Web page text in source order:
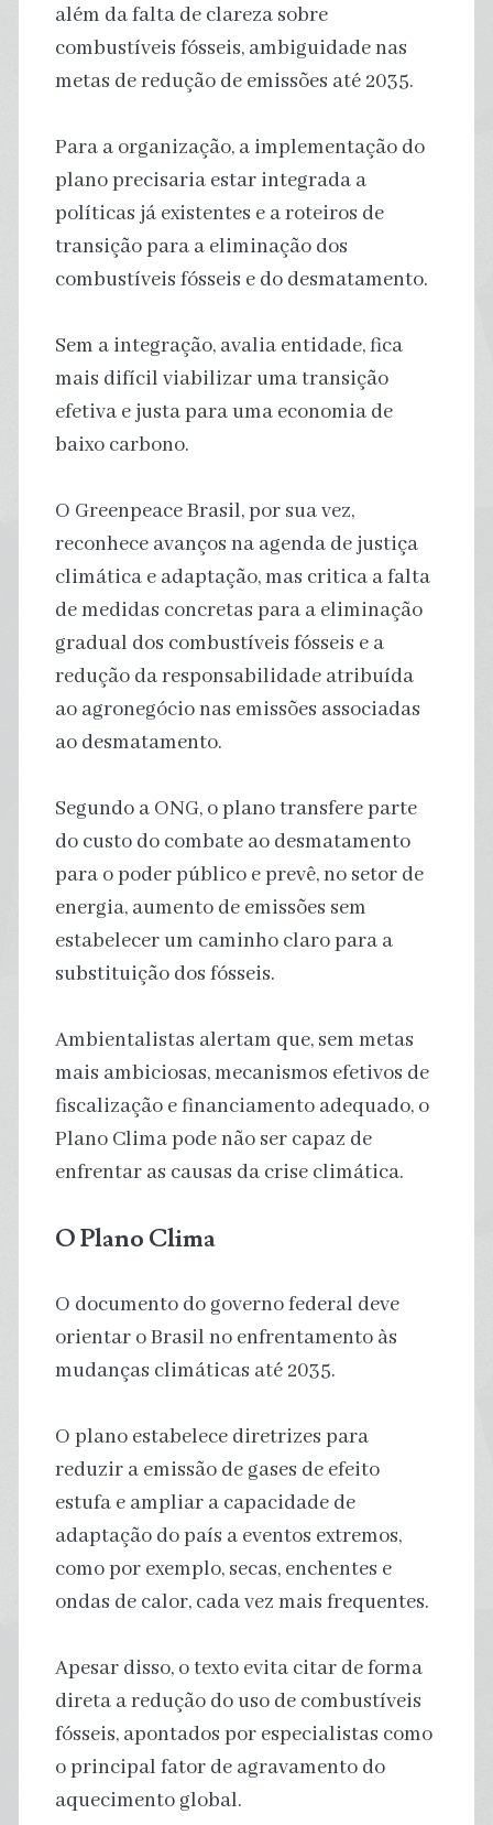
além da falta de clareza sobre
combustíveis fósseis, ambiguidade nas
metas de redução de emissões até 2035.
Para a organização, a implementação do
plano precisaria estar integrada a
políticas já existentes e a roteiros de
transição para a eliminação dos
combustíveis fósseis e do desmatamento.
Sem a integração, avalia entidade, fica
mais difícil viabilizar uma transição
efetiva e justa para uma economia de
baixo carbono.
O Greenpeace Brasil, por sua vez,
reconhece avanços na agenda de justiça
climática e adaptação, mas critica a falta
de medidas concretas para a eliminação
gradual dos combustíveis fósseis e a
redução da responsabilidade atribuída
ao agronegócio nas emissões associadas
ao desmatamento.
Segundo a ONG, o plano transfere parte
do custo do combate ao desmatamento
para o poder público e prevê, no setor de
energia, aumento de emissões sem
estabelecer um caminho claro para a
substituição dos fósseis.
Ambientalistas alertam que, sem metas
mais ambiciosas, mecanismos efetivos de
fiscalização e financiamento adequado, o
Plano Clima pode não ser capaz de
enfrentar as causas da crise climática.
O Plano Clima
O documento do governo federal deve
orientar o Brasil no enfrentamento às
mudanças climáticas até 2035.
O plano estabelece diretrizes para
reduzir a emissão de gases de efeito
estufa e ampliar a capacidade de
adaptação do país a eventos extremos,
como por exemplo, secas, enchentes e
ondas de calor, cada vez mais frequentes.
Apesar disso, o texto evita citar de forma
direta a redução do uso de combustíveis
fósseis, apontados por especialistas como
o principal fator de agravamento do
aquecimento global.